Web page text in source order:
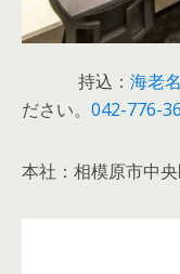
持込： 海老
ださい。 042-776-
本社：相模原市中